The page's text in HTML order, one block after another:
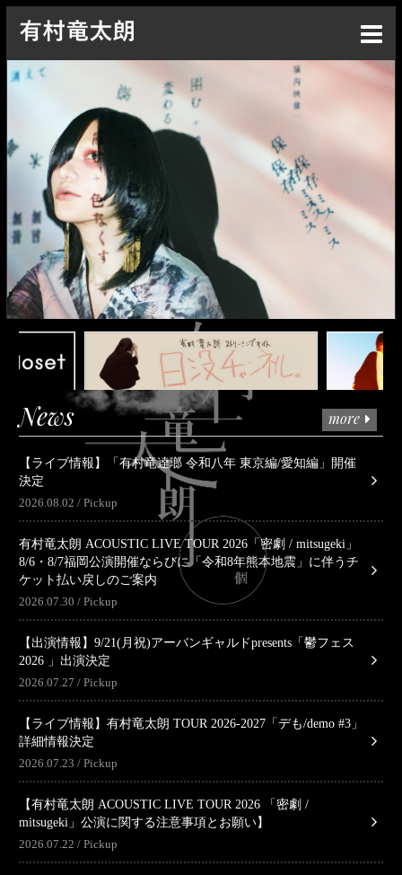
Top
News
Live
Media
Profile
Discography
Goods
Contact
Special
News more
【ライブ情報】「有村竜逹瑯 令和八年 東京編/愛知編」開催
決定
2026.08.02
Pickup
有村竜太朗 ACOUSTIC LIVE TOUR 2026「密劇 / mitsugeki」
8/6・8/7福岡公演開催ならびに「令和8年熊本地震」に伴うチ
ケット払い戻しのご案内
2026.07.30
Pickup
【出演情報】9/21(月祝)アーバンギャルドpresents「鬱フェス
2026 」出演決定
2026.07.27
Pickup
【ライブ情報】有村竜太朗 TOUR 2026-2027「デも/demo #3」
詳細情報決定
2026.07.23
Pickup
【有村竜太朗 ACOUSTIC LIVE TOUR 2026 「密劇 /
mitsugeki」公演に関する注意事項とお願い】
2026.07.22
Pickup